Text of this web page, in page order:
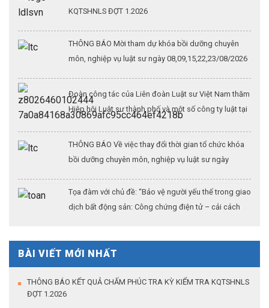
KQTSHNLS ĐỢT 1.2026
THÔNG BÁO Mời tham dự khóa bồi dưỡng chuyên
môn, nghiệp vụ luật sư ngày 08,09,15,22,23/08/2026
Đoàn công tác của Liên đoàn Luật sư Việt Nam thăm
Hiệp hội Luật sư thành phố và một số công ty luật tại
THÔNG BÁO Về việc thay đổi thời gian tổ chức khóa
bồi dưỡng chuyên môn, nghiệp vụ luật sư ngày
Tọa đàm với chủ đề: “Bảo vệ người yếu thế trong giao
dịch bất động sản: Công chứng điện tử – cải cách
BÀI VIẾT MỚI NHẤT
THÔNG BÁO KẾT QUẢ CHẤM PHÚC TRA KỲ KIỂM TRA KQTSHNLS
ĐỢT 1.2026